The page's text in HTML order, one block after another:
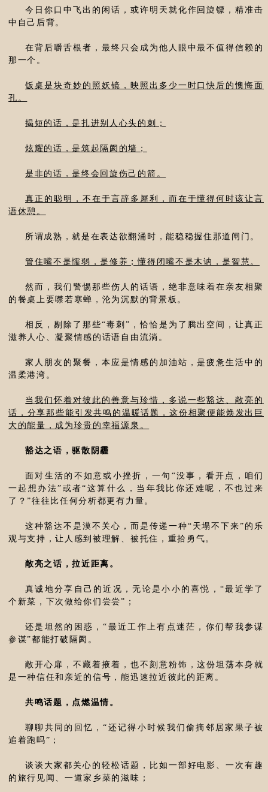
今日你口中飞出的闲话，或许明天就化作回旋镖，精准击
中自己后背。
在背后嚼舌根者，最终只会成为他人眼中最不值得信赖的
那一个。
饭桌是块奇妙的照妖镜，映照出多少一时口快后的懊悔面
孔。
揭短的话，是扎进别人心头的刺；
炫耀的话，是筑起隔阂的墙；
是非的话，是终会回旋伤己的箭。
真正的聪明，不在于言辞多犀利，而在于懂得何时该让言
语休憩。
所谓成熟，就是在表达欲翻涌时，能稳稳握住那道闸门。
管住嘴不是懦弱，是修养；懂得闭嘴不是木讷，是智慧。
然而，我们警惕那些伤人的话语，绝非意味着在亲友相聚
的餐桌上要噤若寒蝉，沦为沉默的背景板。
相反，剔除了那些“毒刺”，恰恰是为了腾出空间，让真正
滋养人心、凝聚情感的话语自由流淌。
家人朋友的聚餐，本应是情感的加油站，是疲惫生活中的
温柔港湾。
当我们怀着对彼此的善意与珍惜，多说一些豁达、敞亮的
话，分享那些能引发共鸣的温暖话题，这份相聚便能焕发出巨
大的能量，成为珍贵的幸福源泉。
豁达之语，驱散阴霾
面对生活的不如意或小挫折，一句“没事，看开点，咱们
一起想办法”或者“这算什么，当年我比你还难呢，不也过来
了？”往往比任何分析都更有力量。
这种豁达不是漠不关心，而是传递一种“天塌不下来”的乐
观与支持，让人感到被理解、被托住，重拾勇气。
敞亮之话，拉近距离。
真诚地分享自己的近况，无论是小小的喜悦，“最近学了
个新菜，下次做给你们尝尝”；
还是坦然的困惑，“最近工作上有点迷茫，你们帮我参谋
参谋”都能打破隔阂。
敞开心扉，不藏着掖着，也不刻意粉饰，这份坦荡本身就
是一种信任和亲近的信号，能迅速拉近彼此的距离。
共鸣话题，点燃温情。
聊聊共同的回忆，“还记得小时候我们偷摘邻居家果子被
追着跑吗”；
谈谈大家都关心的轻松话题，比如一部好电影、一次有趣
的旅行见闻、一道家乡菜的滋味；